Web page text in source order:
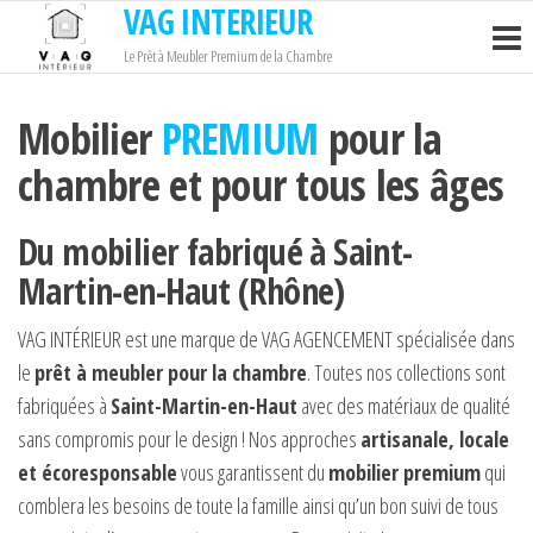
Passer
contenu
VAG INTERIEUR
Le Prêt à Meubler Premium de la Chambre
Mobilier PREMIUM pour la
chambre et pour tous les âges
Du mobilier fabriqué à Saint-
Martin-en-Haut (Rhône)
VAG INTÉRIEUR est une marque de VAG AGENCEMENT spécialisée dans
le prêt à meubler pour la chambre. Toutes nos collections sont
fabriquées à Saint-Martin-en-Haut avec des matériaux de qualité
sans compromis pour le design ! Nos approches artisanale, locale
et écoresponsablevous garantissent du mobilier premiumqui
comblera les besoins de toute la famille ainsi qu’un bon suivi de tous